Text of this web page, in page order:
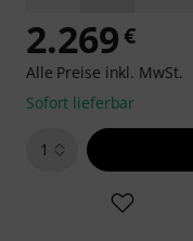
2.269€
Alle Preise inkl. MwSt.
Sofort lieferbar
1